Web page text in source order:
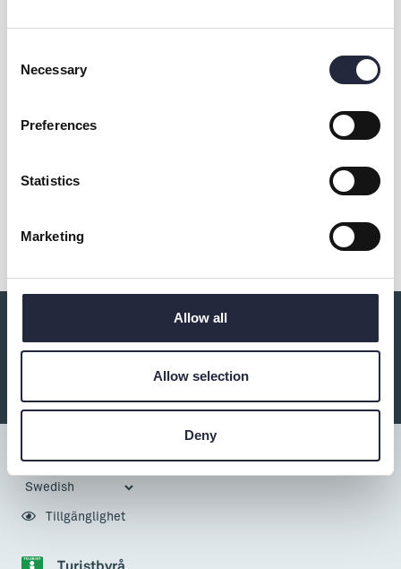
Selection
Necessary
Preferences
Statistics
Marketing
Allow all
Allow selection
Deny
Du kanske också är intresserad av:
Tillgänglighet